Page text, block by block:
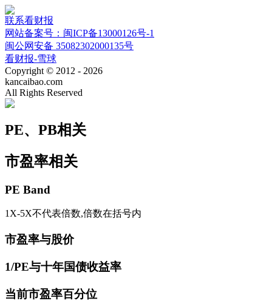
联系看财报
网站备案号：闽ICP备13000126号-1
闽公网安备 35082302000135号
看财报-雪球
Copyright © 2012 - 2026
kancaibao.com
All Rights Reserved
PE、PB相关
市盈率相关
PE Band
1X-5X不代表倍数,倍数在括号内
市盈率与股价
1/PE与十年国债收益率
当前市盈率百分位